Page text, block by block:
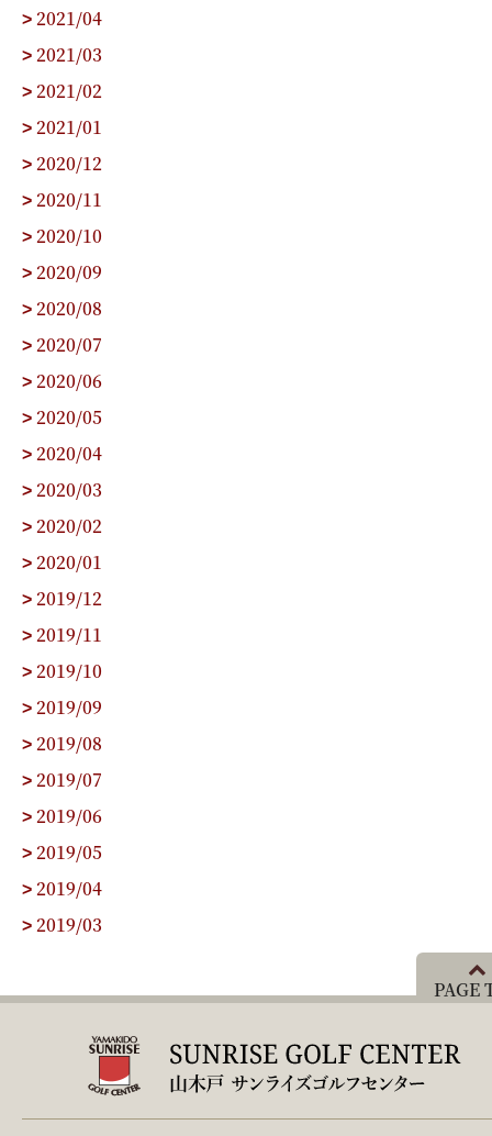
> 2021/04
> 2021/03
> 2021/02
> 2021/01
> 2020/12
> 2020/11
> 2020/10
> 2020/09
> 2020/08
> 2020/07
> 2020/06
> 2020/05
> 2020/04
> 2020/03
> 2020/02
> 2020/01
> 2019/12
> 2019/11
> 2019/10
> 2019/09
> 2019/08
> 2019/07
> 2019/06
> 2019/05
> 2019/04
> 2019/03
PAGE